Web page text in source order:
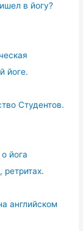
в йогу?
йоге.
Студентов.
йога
ретритах.
английском